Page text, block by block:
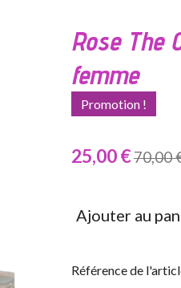
Rose The
femme
Promotion !
25,00 €70,00
Ajouter au
Référence de